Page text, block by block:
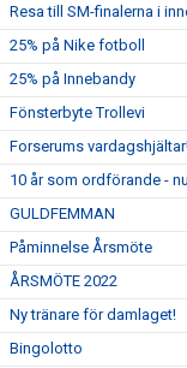
Resa till SM-finalerna i
25% på Nike fotboll
25% på Innebandy
Fönsterbyte Trollevi
Forserums
10 år som ordförande -
GULDFEMMAN
Påminnelse Årsmöte
ÅRSMÖTE 2022
Ny tränare för damlaget!
Bingolotto